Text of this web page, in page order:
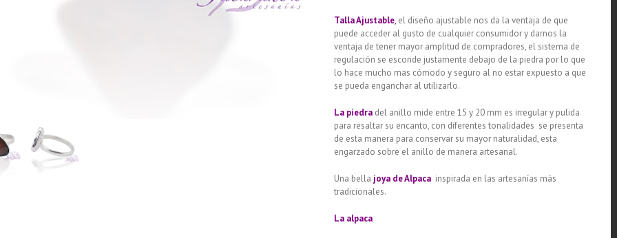
Talla Ajustable, el diseño ajustable nos da la ventaja de que
puede acceder al gusto de cualquier consumidor y darnos la
ventaja de tener mayor amplitud de compradores, el sistema de
regulación se esconde justamente debajo de la piedra por lo que
lo hace mucho mas cómodo y seguro al no estar expuesto a que
se pueda enganchar al utilizarlo.
La piedra del anillo mide entre 15 y 20 mm es irregular y pulida
para resaltar su encanto, con diferentes tonalidades se presenta
de esta manera para conservar su mayor naturalidad, esta
engarzado sobre el anillo de manera artesanal.
Una bella joya de Alpaca inspirada en las artesanías más
tradicionales.
La alpaca